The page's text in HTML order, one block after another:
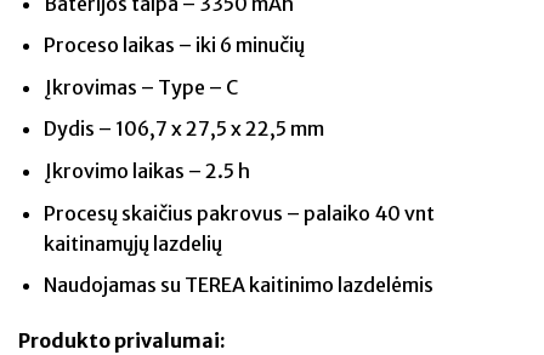
Proceso laikas – iki 6 minučių
Įkrovimas – Type – C
Dydis – 106,7 x 27,5 x 22,5 mm
Įkrovimo laikas – 2.5 h
Procesų skaičius pakrovus – palaiko 40 vnt
kaitinamųjų lazdelių
Naudojamas su TEREA kaitinimo lazdelėmis
Produkto privalumai: